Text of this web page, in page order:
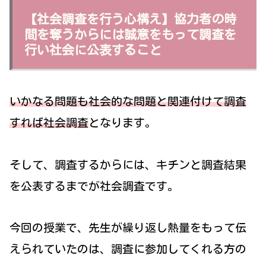
【社会調査を行う心構え】協力者の時
間を奪うからには誠意をもって調査を
行い社会に公表すること
いかなる問題も社会的な問題と関連付けて調査
すれば社会調査となります。
そして、調査するからには、キチンと調査結果
を公表するまでが社会調査です。
今回の授業で、先生が繰り返し熱量をもって伝
えられていたのは、調査に参加してくれる方の